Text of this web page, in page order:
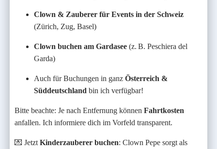
Clown & Zauberer für Events in der Schweiz
(Zürich, Zug, Basel)
Clown buchen am Gardasee (z. B. Peschiera del
Garda)
Auch für Buchungen in ganz Österreich &
Süddeutschland bin ich verfügbar!
Bitte beachte: Je nach Entfernung können Fahrtkosten
anfallen. Ich informiere dich im Vorfeld transparent.
💌 Jetzt Kinderzauberer buchen: Clown Pepe sorgt als